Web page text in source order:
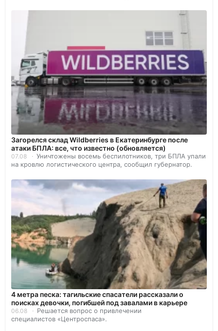
Загорелся склад Wildberries в Екатеринбурге после
атаки БПЛА: все, что известно (обновляется)
07.08
Уничтожены восемь беспилотников, три БПЛА упали
на кровлю логистического центра, сообщил губернатор.
4 метра песка: тагильские спасатели рассказали о
поисках девочки, погибшей под завалами в карьере
06.08
Решается вопрос о привлечении
специалистов «Центроспаса».